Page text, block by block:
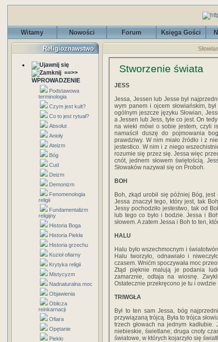
Witamy Nowości Forum Księga Gości
Religioznawstwo
==>>
WPROWADZENIE
Podstawowa
terminologia
Czym jest kult?
Co to jest rytuał?
Absolut
Anioły
Ateizm
Bóg
Cud
Deizm
Demonizm
Fenomenologia
religii
Fundamentalizm
religijny
Historia Boga
Historia Piekła
Historia grzechu
Kozioł ofiarny
Krytyka religii
Mistycyzm
Nadnaturalna moc
Objawienia
Oblicza
reinkarnacji
Ofiara
Opętanie
Piekło
Stworzenie świata
JESS
Jessa, Jessen lub Jesse był
wym panem i ojcem słowiańskim,
ogólnym jeszcze języku Słowian,
a Jessen lub Jess, tyle co jest. On
na wieki mówi o sobie jestem, czyli
namaścił duszę do pojmowania
prawdziwy. W nim miało źródło i z
jestestico. W nim i z niego
rozumie się przez się. Jessa więc
cnót, jednem słowem świętością.
Słowaków nazywał się on Proboh.
BOH
Boh, zkąd urobił się później Bóg,
Jessa znaczył tego, który jest, tak
Jessy pochodziło jestestwo, tak od
lub tego co było i bodzie. Jessa i
słowem. A zatem Jessa i Boh to ten,
HALU
Halu było wszechmocnym i
Halu tworzyło, odnawiało i
czasem. Wnićm spoczywała moc
Ztąd pięknie malują je podania
zamarznie, odtaja na wiosnę.
Ostatecznie przekręcono je tu i owdzie
TRIWGŁA
Był to ten sam Jessa, bóg
przywiązaną trójcą. Była to trójca
trzech głowach na jednym
niebieskie, świetlane; druga cnoty
światowe, w których kojarzyło się